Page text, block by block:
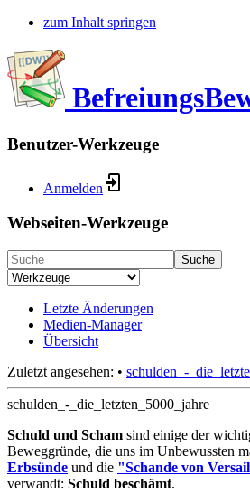
zum Inhalt springen
Benutzer-Werkzeuge
Anmelden
Webseiten-Werkzeuge
Suche
Letzte Änderungen
Medien-Manager
Übersicht
Zuletzt angesehen: • schulden_-
schulden_-_die_letzten_5000_jahre
Schuld und Scham sind einige der
Beweggründe, die uns im Unbewussten
Erbsünde und die "Schande von
verwandt: Schuld beschämt.